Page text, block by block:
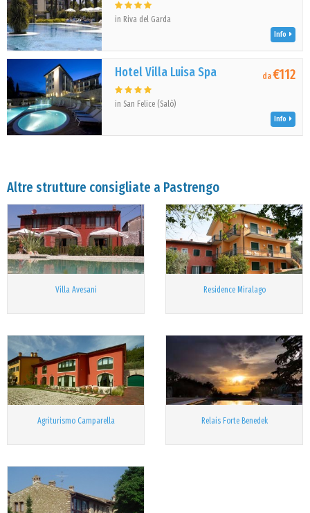
in Riva del Garda
Info
Hotel Villa Luisa Spa
in San Felice (Salò)
da€112
Info
Altre strutture consigliate a Pastrengo
Villa Avesani Residence Miralago
Agriturismo Camparella Relais Forte Benedek